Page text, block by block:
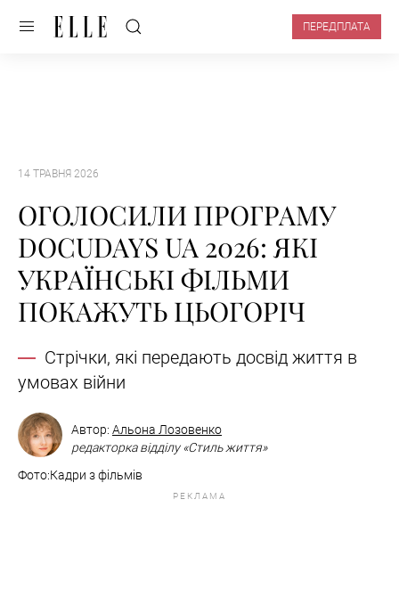
ПЕРЕДПЛАТА
14 ТРАВНЯ 2026
ОГОЛОСИЛИ ПРОГРАМУ
DOCUDAYS UA 2026: ЯКІ
УКРАЇНСЬКІ ФІЛЬМИ
ПОКАЖУТЬ ЦЬОГОРІЧ
Стрічки, які передають досвід життя в
умовах війни
Автор: Альона Лозовенко
редакторка відділу «Стиль життя»
Фото:​Кадри з фільмів
РЕКЛАМА